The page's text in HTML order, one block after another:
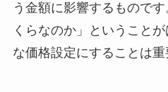
う金額に影響するもので
くらなのか」ということ
な価格設定にすることは重